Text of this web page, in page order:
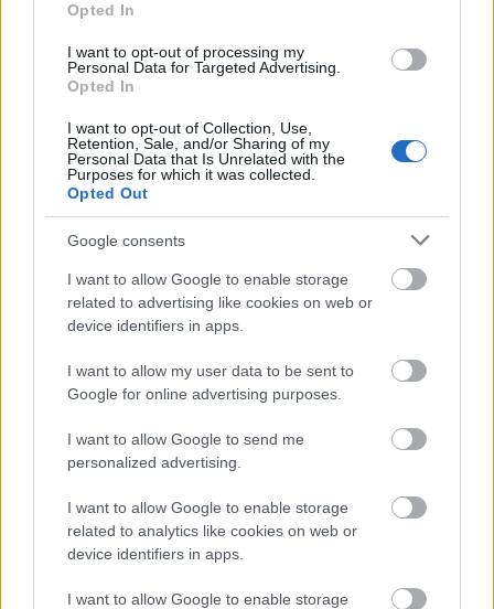
Opted In
I want to opt-out of processing my
Personal Data for Targeted Advertising.
Opted In
I want to opt-out of Collection, Use,
Retention, Sale, and/or Sharing of my
Personal Data that Is Unrelated with the
Purposes for which it was collected.
Opted Out
Google consents
I want to allow Google to enable storage
related to advertising like cookies on web or
device identifiers in apps.
I want to allow my user data to be sent to
Google for online advertising purposes.
I want to allow Google to send me
personalized advertising.
I want to allow Google to enable storage
related to analytics like cookies on web or
device identifiers in apps.
I want to allow Google to enable storage
gondolkodunk, hogy ne csak két arc beszéljen benne,
- A Facebook-oldaladon megjelent
gyerekek hogyan élik meg ezt a nehéz helyzetet,
mik a legnagyobb kihívások számukra. Mi a
személyes tapasztalatod ezzel kapcsolatban?
- Saját bőrünkön tapasztaljuk a bezártság minden
hátulütőjét, és bizony néha nehéz tartani a
gyerekekben a lelket úgy, hogy minden szerepben
mi vagyunk: a szülőktől kezdve, a tanárokon,
edzőkön, konyhás néniken át a cserkészfőnökökig.
tanárokra, erre-arra, de most még ez sincs meg.
Bízom benne, hogy hosszabb távon is bírják majd a
alkalmazkodóak. Lehet, hogy ők borulnak ki a
leghamarabb, de hosszú távon ők sínylik meg